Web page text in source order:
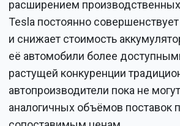
расширением
Tesla постоянно
и снижает стоимость
её автомобили более
растущей конкуренции
автопроизводители пока не
аналогичных объёмов поставок